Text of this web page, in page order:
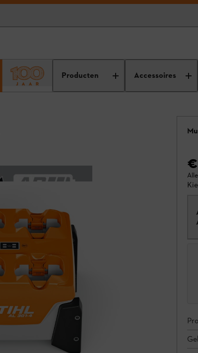
Producten Accessoires